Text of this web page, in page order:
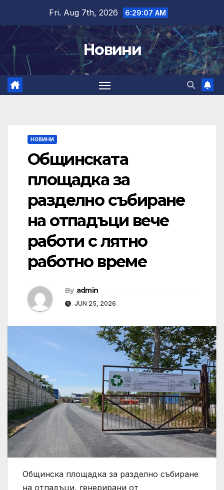
content
Fri. Aug 7th, 2026 6:29:08 AM
Новини
НОВИНИ
Общинската
площадка за
разделно събиране
на отпадъци вече
работи с лятно
работно време
By admin
JUN 25, 2026
Общинска площадка за разделно събиране
на отпадъци, генерирани от